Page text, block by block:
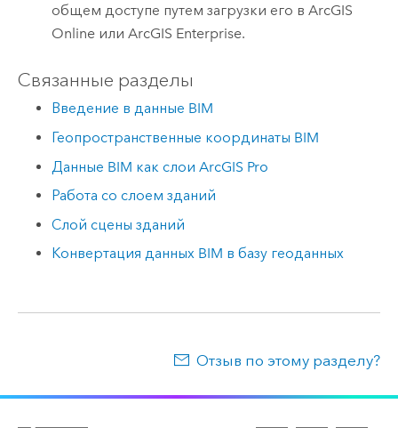
общем доступе путем загрузки его вArcGIS
Online илиArcGIS Enterprise.
Связанные разделы
Введение в данные BIM
Геопространственные координаты BIM
Данные BIM как слои ArcGIS Pro
Работа со слоем зданий
Слой сцены зданий
Конвертация данных BIM в базу геоданных
Отзыв по этому разделу?